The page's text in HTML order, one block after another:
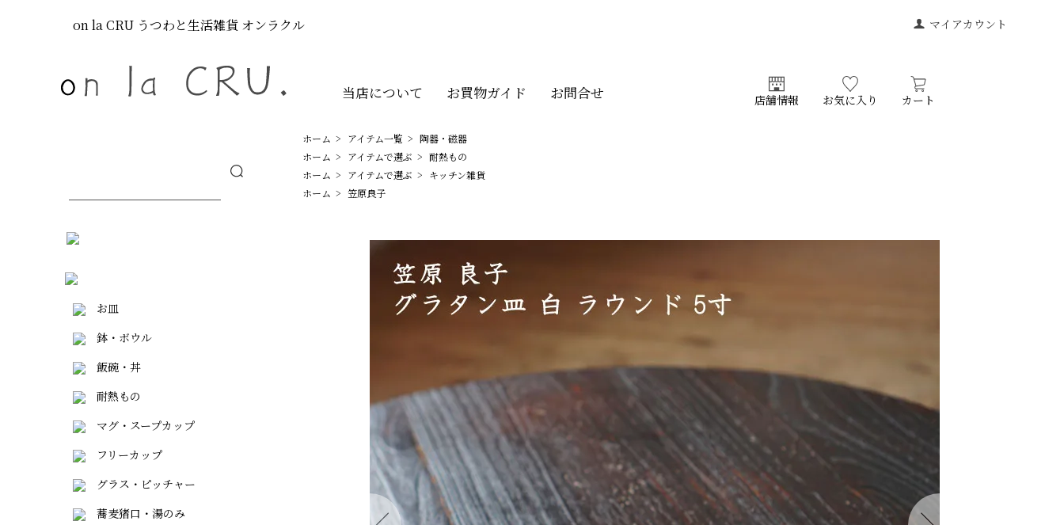
マイアカウント
on la CRU うつわと生活雑貨 オンラクル
当店について お買物ガイド お問合せ 店舗情報 お気に入り カート
ホーム > アイテム一覧 > 陶器・磁器
ホーム > アイテムで選ぶ > 耐熱もの
ホーム > アイテムで選ぶ > キッチン雑貨
ホーム > 笠原良子
お皿
鉢・ボウル
飯碗・丼
耐熱もの
マグ・スープカップ
フリーカップ
グラス・ピッチャー
蕎麦猪口・湯のみ